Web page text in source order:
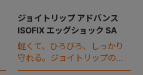
ジョイトリップ アドバンス
ISOFIX エッグショック SA
軽くて、ひろびろ、しっかり
守れる。ジョイトリップの
ISOFIX対応モデル。